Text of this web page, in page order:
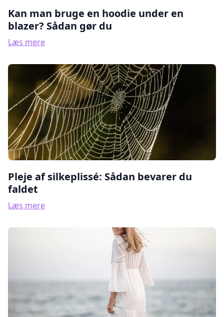
Kan man bruge en hoodie under en
blazer? Sådan gør du
Læs mere
Pleje af silkeplissé: Sådan bevarer du
faldet
Læs mere